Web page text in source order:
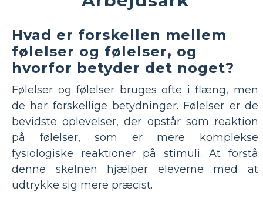
Hvad er forskellen mellem
følelser og følelser, og
hvorfor betyder det noget?
Følelser og følelser bruges ofte i flæng, men
de har forskellige betydninger. Følelser er de
bevidste oplevelser, der opstår som reaktion
på følelser, som er mere komplekse
fysiologiske reaktioner på stimuli. At forstå
denne skelnen hjælper eleverne med at
udtrykke sig mere præcist.